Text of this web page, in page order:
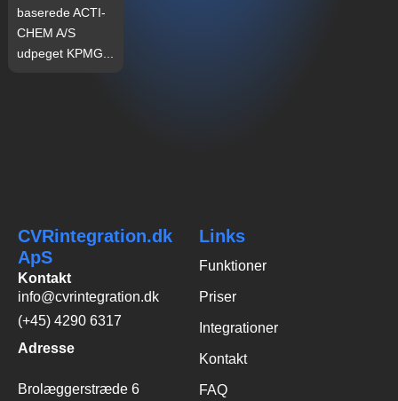
baserede ACTI-
CHEM A/S
udpeget KPMG...
CVRintegration.dk
ApS
Kontakt
info@cvrintegration.dk
(+45) 4290 6317
Adresse
Brolæggerstræde 6
Links
Funktioner
Priser
Integrationer
Kontakt
FAQ